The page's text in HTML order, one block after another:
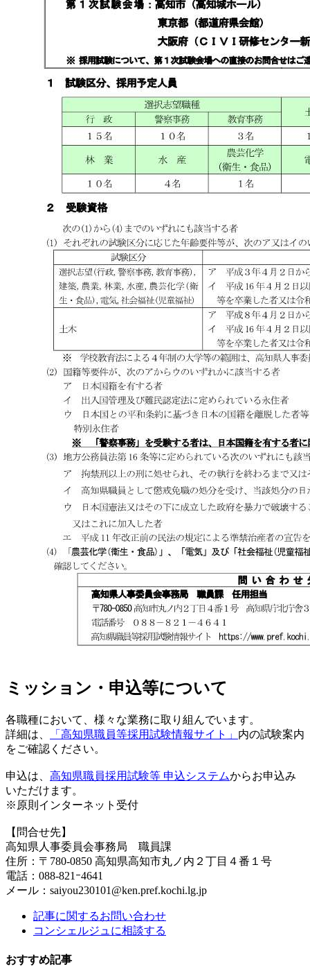
ミッション・申込等について
各職種において、様々な業務に取り組んでいます。
詳細は、
「高知県職員等採用試験情報サイト」 内の試験案内
をご確認ください。
申込は、 高知県職員採用試験等 申込システムからお申込み
いただけます。
※原則インターネット受付
【問合せ先】
高知県人事委員会事務局 職員課
住所：〒780-0850 高知県高知市丸ノ内２丁目４番１号
電話：088-821ｰ4641
メール：saiyou230101@ken.pref.kochi.lg.jp
記事に関するお問い合わせ
コンシェルジュに相談する
おすすめ記事